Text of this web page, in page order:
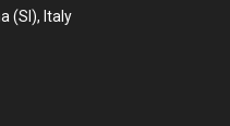
(SI), Italy